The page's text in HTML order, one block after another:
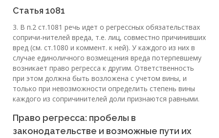
Статья 1081
3. В п.2 ст.1081 речь идет о регрессных обязательствах
сопричи-нителей вреда, т.е. лиц, совместно причинивших
вред (см. ст.1080 и коммент. к ней). У каждого из них в
случае единоличного возмещения вреда потерпевшему
возникает право регресса к другим. Ответственность
при этом должна быть возложена с учетом вины, и
только при невозможности определить степень вины
каждого из сопричинителей доли признаются равными.
Право регресса: пробелы в
законодательстве и возможные пути их